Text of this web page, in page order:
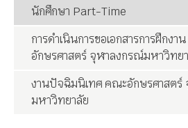
นักศึกษา Part-Time
การดำเนินการขอเอกสารการฝึกง
อักษรศาสตร์ จุฬาลงกรณ์มหาวิทย
งานปัจฉิมนิเทศ คณะอักษรศาสตร์
มหาวิทยาลัย